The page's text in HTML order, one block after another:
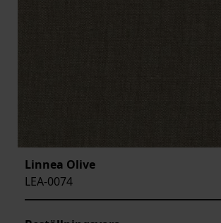
Linnea Olive
LEA-0074